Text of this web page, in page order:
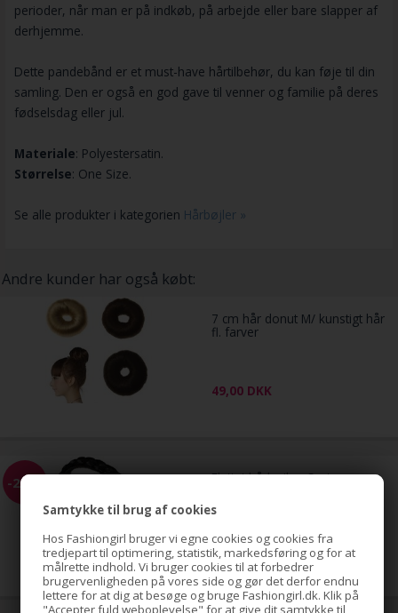
Samtykke til brug af cookies
Hos Fashiongirl bruger vi egne cookies og cookies fra
tredjepart til optimering, statistik, markedsføring og for at
målrette indhold. Vi bruger cookies til at forbedrer
brugervenligheden på vores side og gør det derfor endnu
lettere for at dig at besøge og bruge Fashiongirl.dk. Klik på
"Accepter fuld weboplevelse" for at give dit samtykke til
perioder, når man er på indkøb, på arbejde eller bare slapper af
derhjemme.
Dette pandebånd er et must-have hårtilbehør, du kan føje til din
samling. Den er også en god gave til venner og familie på deres
fødselsdag eller jul.
Materiale: Polyestersatin.
Størrelse: One Size.
Se alle produkter i kategorien Hårbøjler »
Andre kunder har også købt:
7 cm hår donut M/ kunstigt hår
fl. farver
49,00 DKK
-22% Flettet hårbøjle - Sort
49,00
38,00 DKK